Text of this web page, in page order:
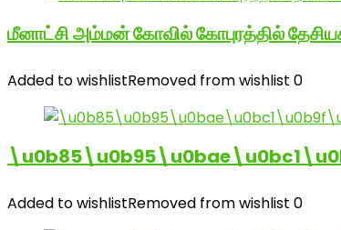
மீனாட்சி அம்மன் கோவில் கோபுரத்தில்
Added to wishlistRemoved from wishlist 0
Added to wishlistRemoved from wishlist 0